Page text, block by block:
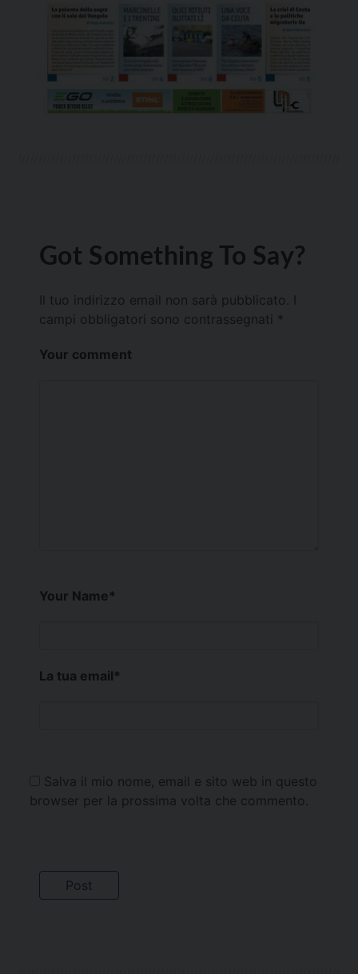
Got Something To Say?
Il tuo indirizzo email non sarà pubblicato.
campi obbligatori sono contrassegnati *
Your comment
Your Name*
La tua email*
Salva il mio nome, email e sito web in questo
browser per la prossima volta che commento.